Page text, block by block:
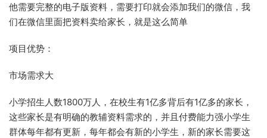
他需要完整的电子版资料，需要打印就会添加我们的微信，我
们在微信里面把资料卖给家长，就是这么简单
项目优势：
市场需求大
小学招生人数1800万人，在校生有1亿多背后有1亿多的家长，
这些家长是有明确的教辅资料需求的，并且付费能力强小学生
群体每年都有更新，每年都会有新的小学生，新的家长需要这